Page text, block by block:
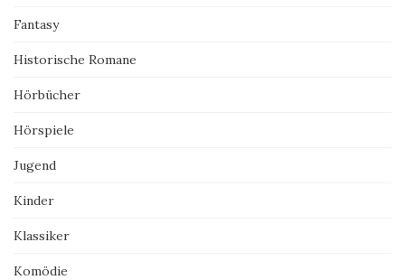
Fantasy
Historische Romane
Hörbücher
Hörspiele
Jugend
Kinder
Klassiker
Komödie